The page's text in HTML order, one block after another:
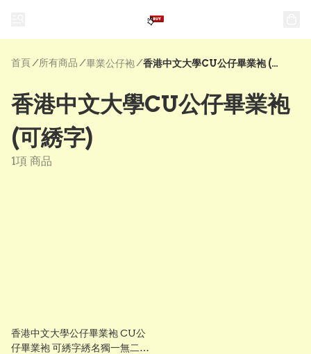
首頁/ 所有商品 /畢業公仔袍/ 香港中文大學CU公仔畢業袍 (可綉字)
香港中文大學CU公仔畢業袍
(可綉字)
1項 商品
香港中文大學公仔畢業袍 CU公
仔畢業袍 可綉字綉名獨一無二